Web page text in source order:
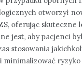
otworzył
oferując skuteczne
jest, aby pacjenci
stosowania